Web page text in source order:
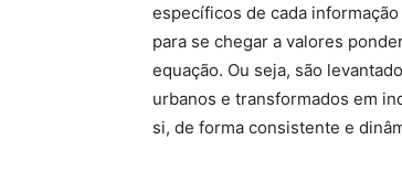
específicos de cada
para se chegar a valores
equação. Ou seja, são
urbanos e transformados em
si, de forma consistente e